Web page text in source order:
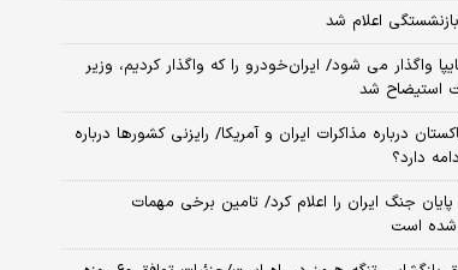
اعلام شد
واگذار می شود/ ایران‌خودرو را که واگذار کردیم، وزیر
استیضاح شد
درباره مذاکرات ایران و آمریکا/ رایزنی کشورها درباره
دارد؟
جنگ ایران را اعلام کرد/ تامین برخی مهمات
شده است